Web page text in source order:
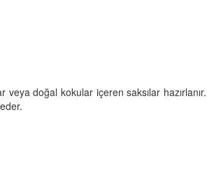
veya doğal kokular içeren saksılar hazırlanır.